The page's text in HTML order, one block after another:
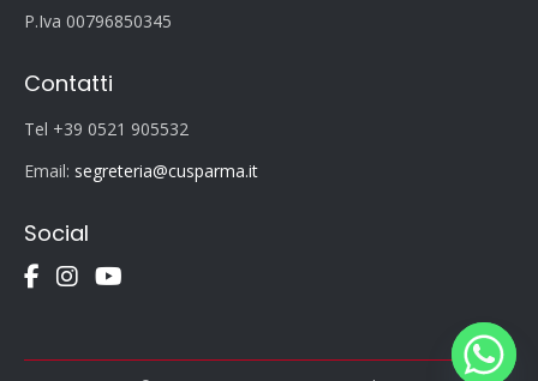
P.Iva 00796850345
Contatti
Tel +39 0521 905532
Email: segreteria@cusparma.it
Social